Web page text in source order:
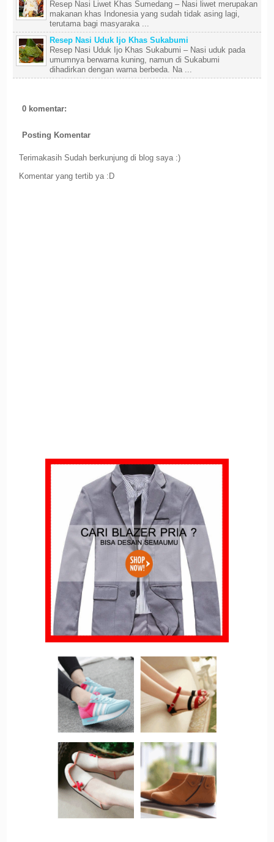
Resep Nasi Liwet Khas Sumedang – Nasi liwet merupakan
makanan khas Indonesia yang sudah tidak asing lagi,
terutama bagi masyaraka ...
Resep Nasi Uduk Ijo Khas Sukabumi
Resep Nasi Uduk Ijo Khas Sukabumi – Nasi uduk pada
umumnya berwarna kuning, namun di Sukabumi
dihadirkan dengan warna berbeda. Na ...
0 komentar:
Posting Komentar
Terimakasih Sudah berkunjung di blog saya :)
Komentar yang tertib ya :D